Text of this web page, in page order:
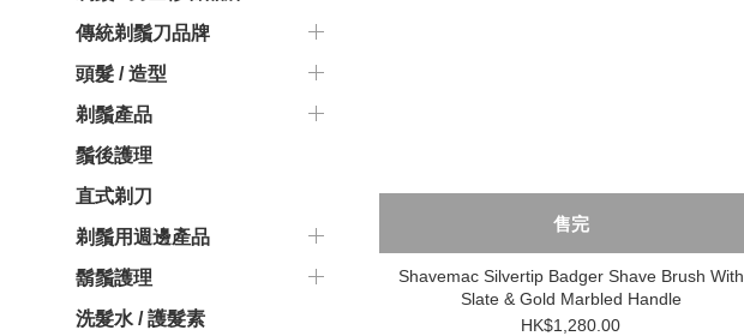
傳統剃鬚刀品牌
頭髮 / 造型
剃鬚產品
鬚後護理
直式剃刀
剃鬚用週邊產品
鬍鬚護理
洗髮水 / 護髮素
售完
Shavemac Silvertip Badger Shave Brush With
Slate & Gold Marbled Handle
HK$1,280.00